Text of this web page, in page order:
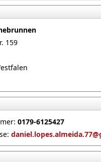
159
0179-6125427